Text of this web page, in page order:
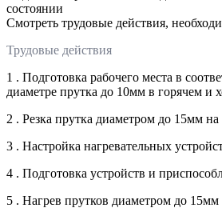
состоянии
Смотреть трудовые действия,
Трудовые действия
1 . Подготовка рабочего места в
диаметре прутка до 10мм в горячем и
2 . Резка прутка диаметром до 15мм на
3 . Настройка нагревательных
4 . Подготовка устройств и
5 . Нагрев прутков диаметром до